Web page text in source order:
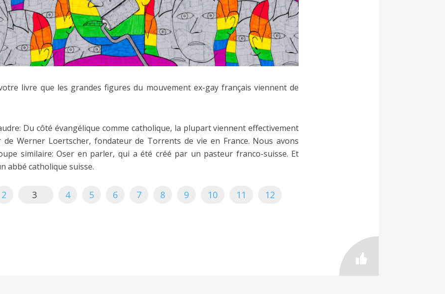
livre que les grandes figures du mouvement ex-gay français viennent de
Du côté évangélique comme catholique, la plupart viennent effectivement
de Werner Loertscher, fondateur de Torrents de vie en France. Nous avons
similaire: Oser en parler, qui a été créé par un pasteur franco-suisse. Et
abbé catholique suisse.
2 3 4 5 6 7 8 9 10 11
12